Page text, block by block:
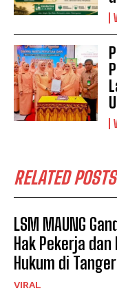
RELATED POSTS
LSM MAUNG
Hak Pekerja
Hukum di
VIRAL